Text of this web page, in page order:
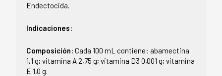
Endectocida.
Indicaciones:
Composición: Cada 100 mL contiene: abamectina
1,1 g; vitamina A 2,75 g; vitamina D3 0,001 g; vitamina
E 1,0 g.